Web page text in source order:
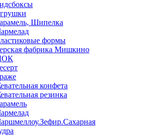
Шипелка
формы
фабрика Мишкино
конфета
резинка